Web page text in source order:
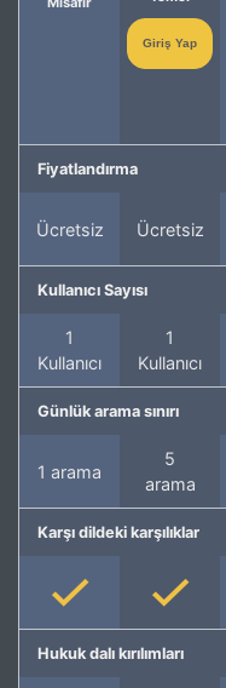
Giriş Yap
Fiyatlandırma
Ücretsiz Ücretsiz
Kullanıcı Sayısı
1
Kullanıcı
1
Kullanıcı
Günlük arama sınırı
1 arama
5
arama
Karşı dildeki karşılıklar
Hukuk dalı kırılımları